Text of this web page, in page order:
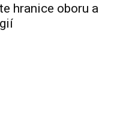
hranice oboru a